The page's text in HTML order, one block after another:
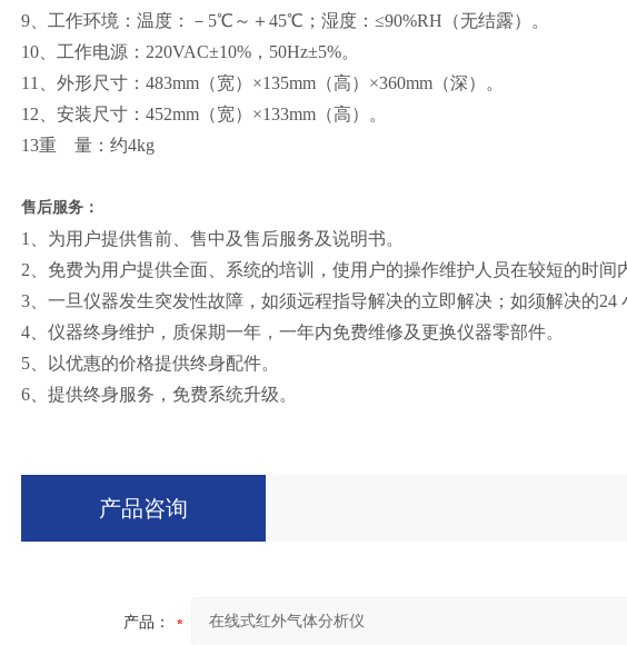
9、工作环境：温度：－5℃～＋45℃；湿度：≤90%RH（无结露）。
10、工作电源：220VAC±10%，50Hz±5%。
11、外形尺寸：483mm（宽）×135mm（高）×360mm（深）。
12、安装尺寸：452mm（宽）×133mm（高）。
13重 量：约4kg
售后服务：
1、为用户提供售前、售中及售后服务及说明书。
2、免费为用户提供全面、系统的培训，使用户的操作维护人员在较短的时间
3、一旦仪器发生突发性故障，如须远程指导解决的立即解决；如须解决的24
4、仪器终身维护，质保期一年，一年内免费维修及更换仪器零部件。
5、以优惠的价格提供终身配件。
6、提供终身服务，免费系统升级。
产品咨询
产品：